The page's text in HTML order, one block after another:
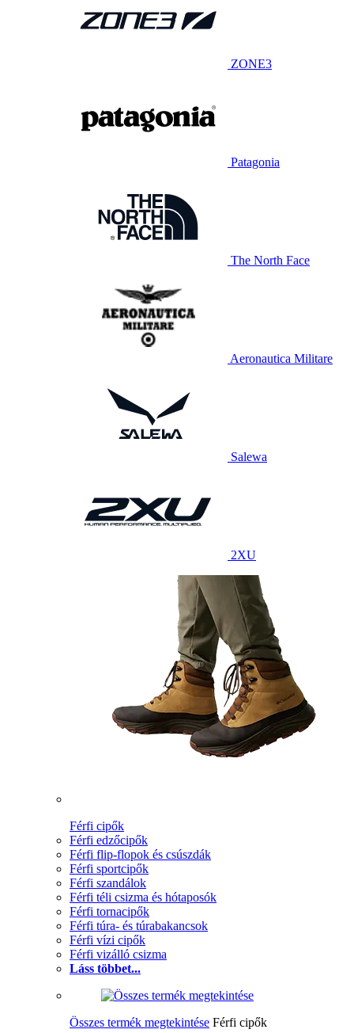
ZONE3
Patagonia
The North Face
Aeronautica Militare
Salewa
2XU
Férfi cipők
Férfi edzőcipők
Férfi flip-flopok és csúszdák
Férfi sportcipők
Férfi szandálok
Férfi téli csizma és hótaposók
Férfi tornacipők
Férfi túra- és túrabakancsok
Férfi vízi cipők
Férfi vizálló csizma
Láss többet...
Összes termék megtekintése Férfi cipők